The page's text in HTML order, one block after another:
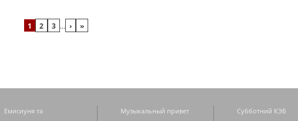
1 2 3 … › »
Емисиуня та Музыкальный привет Субботний КЭБ